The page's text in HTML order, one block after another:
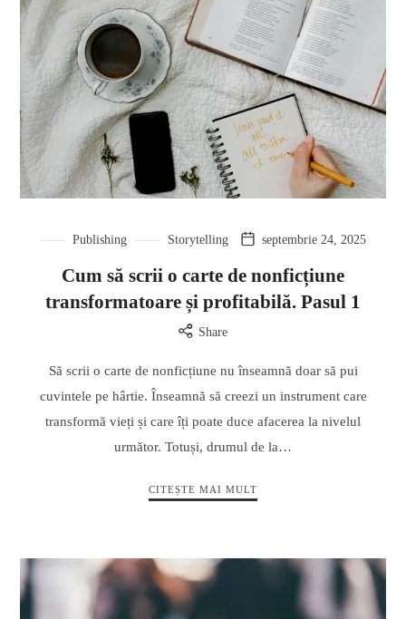
Publishing Storytelling septembrie 24, 2025
Cum să scrii o carte de nonficțiune
transformatoare și profitabilă. Pasul 1
Share
Să scrii o carte de nonficțiune nu înseamnă doar să pui
cuvintele pe hârtie. Înseamnă să creezi un instrument care
transformă vieți și care îți poate duce afacerea la nivelul
următor. Totuși, drumul de la…
CITEȘTE MAI MULT